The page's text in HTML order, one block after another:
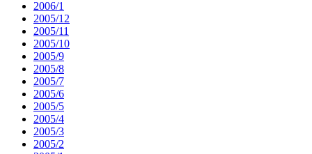
2006/1
2005/12
2005/11
2005/10
2005/9
2005/8
2005/7
2005/6
2005/5
2005/4
2005/3
2005/2